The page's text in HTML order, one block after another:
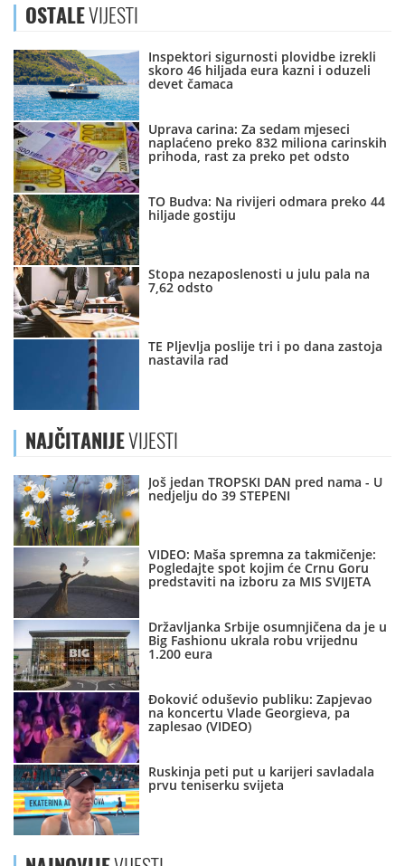
OSTALEVIJESTI
Inspektori sigurnosti plovidbe izrekli
skoro 46 hiljada eura kazni i oduzeli
devet čamaca
Uprava carina: Za sedam mjeseci
naplaćeno preko 832 miliona carinskih
prihoda, rast za preko pet odsto
TO Budva: Na rivijeri odmara preko 44
hiljade gostiju
Stopa nezaposlenosti u julu pala na
7,62 odsto
TE Pljevlja poslije tri i po dana zastoja
nastavila rad
NAJČITANIJEVIJESTI
Još jedan TROPSKI DAN pred nama - U
nedjelju do 39 STEPENI
VIDEO: Maša spremna za takmičenje:
Pogledajte spot kojim će Crnu Goru
predstaviti na izboru za MIS SVIJETA
Državljanka Srbije osumnjičena da je u
Big Fashionu ukrala robu vrijednu
1.200 eura
Đoković oduševio publiku: Zapjevao
na koncertu Vlade Georgieva, pa
zaplesao (VIDEO)
Ruskinja peti put u karijeri savladala
prvu teniserku svijeta